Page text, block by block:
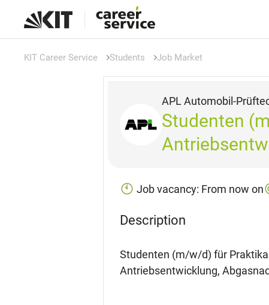
KIT Career Service Students Job Market
APL Automobil-
Studenten
Job vacancy: From now on
Description
Studenten (m/w/d) für
Antriebsentwicklung,